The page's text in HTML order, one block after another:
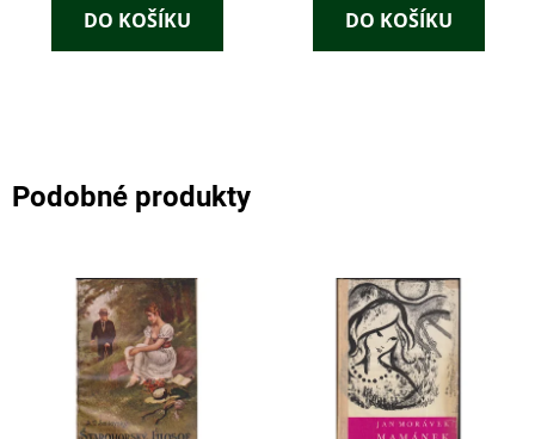
DO KOŠÍKU DO KOŠÍKU
Podobné produkty